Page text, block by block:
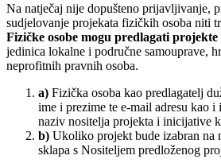
Na natječaj nije dopušteno prijavljivanje,
sudjelovanje projekata fizičkih osoba niti
Fizičke osobe mogu predlagati projekte
jedinica lokalne i područne samouprave,
neprofitnih pravnih osoba.
a) Fizička osoba kao predlagatelj
ime i prezime te e-mail adresu kao i
naziv nositelja projekta i inicijative
b) Ukoliko projekt bude izabran na
sklapa s Nositeljem predloženog